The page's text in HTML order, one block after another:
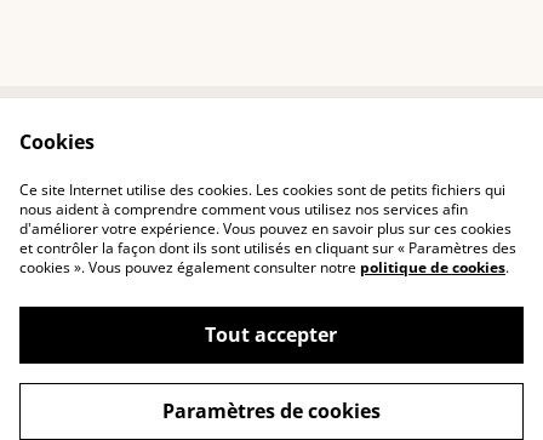
Politique de
confidentialité
Politique de cookies
©2026CréaThïs
powered by
Cookies
Ce site Internet utilise des cookies. Les cookies sont de petits fichiers qui
nous aident à comprendre comment vous utilisez nos services afin
d'améliorer votre expérience. Vous pouvez en savoir plus sur ces cookies
et contrôler la façon dont ils sont utilisés en cliquant sur « Paramètres des
cookies ». Vous pouvez également consulter notre politique de cookies.
Tout accepter
Paramètres de cookies